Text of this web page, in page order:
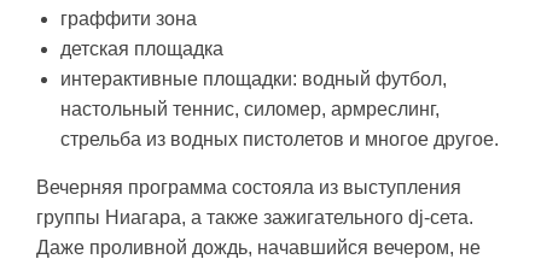
граффити зона
детская площадка
интерактивные площадки: водный футбол,
настольный теннис, силомер, армреслинг,
стрельба из водных пистолетов и многое другое.
Вечерняя программа состояла из выступления
группы Ниагара, а также зажигательного dj-сета.
Даже проливной дождь, начавшийся вечером, не